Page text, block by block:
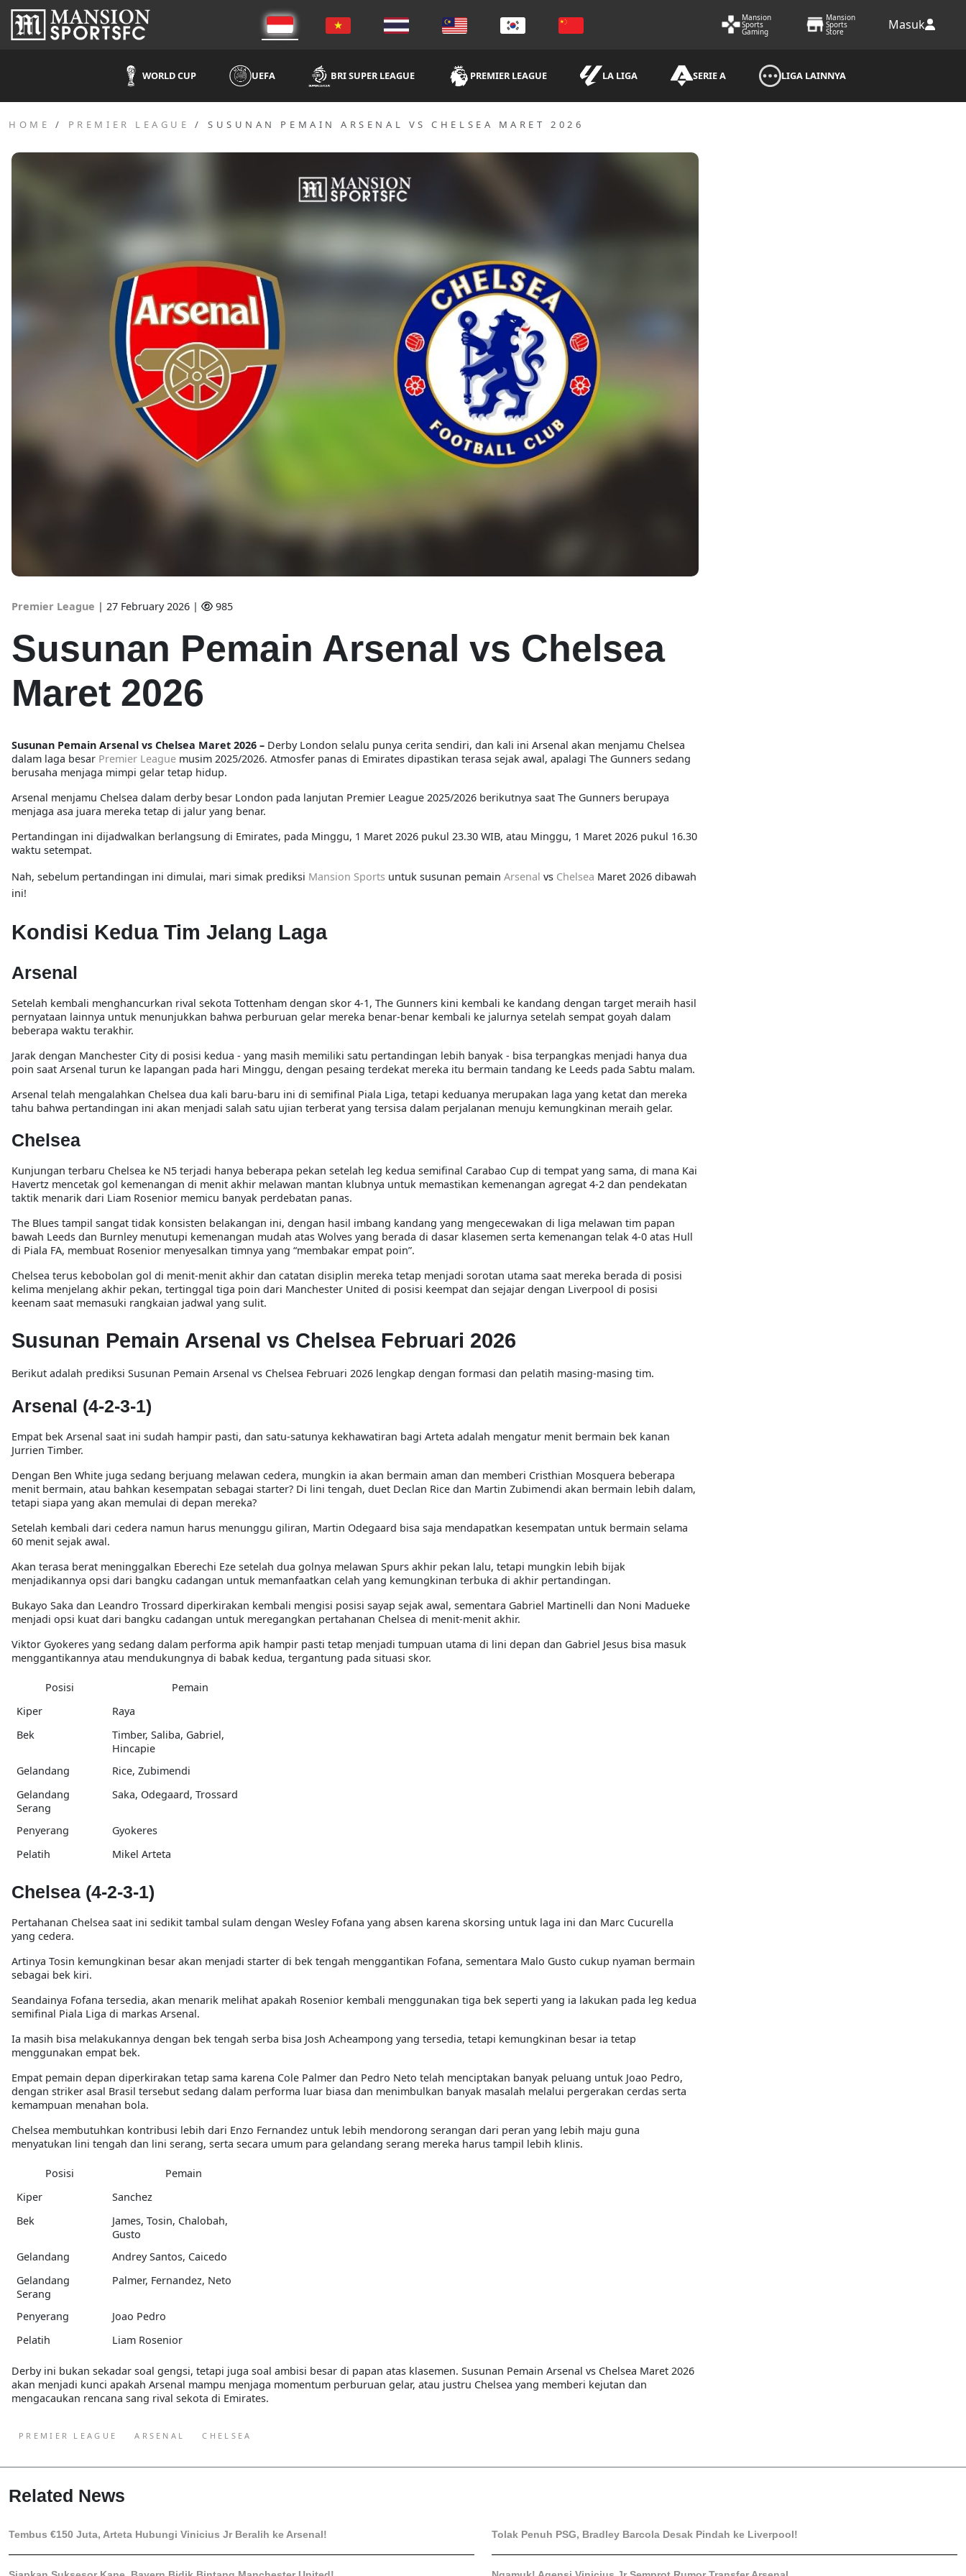
Mansion
Sports
Gaming
Mansion
Sports
Store Masuk
WORLD CUP UEFA BRI SUPER LEAGUE PREMIER LEAGUE LA LIGA SERIE A LIGA LAINNYA
HOME PREMIER LEAGUE SUSUNAN PEMAIN ARSENAL VS CHELSEA MARET 2026
Premier League | 27 February 2026 | 985
Susunan Pemain Arsenal vs Chelsea
Maret 2026
Susunan Pemain Arsenal vs Chelsea Maret 2026 – Derby London selalu punya cerita sendiri, dan kali ini Arsenal akan menjamu Chelsea
dalam laga besar Premier League musim 2025/2026. Atmosfer panas di Emirates dipastikan terasa sejak awal, apalagi The Gunners sedang
berusaha menjaga mimpi gelar tetap hidup.
Arsenal menjamu Chelsea dalam derby besar London pada lanjutan Premier League 2025/2026 berikutnya saat The Gunners berupaya
menjaga asa juara mereka tetap di jalur yang benar.
Pertandingan ini dijadwalkan berlangsung di Emirates, pada Minggu, 1 Maret 2026 pukul 23.30 WIB, atau Minggu, 1 Maret 2026 pukul 16.30
waktu setempat.
Nah, sebelum pertandingan ini dimulai, mari simak prediksi Mansion Sports untuk susunan pemain Arsenal vs Chelsea Maret 2026 dibawah
ini!
Kondisi Kedua Tim Jelang Laga
Arsenal
Setelah kembali menghancurkan rival sekota Tottenham dengan skor 4-1, The Gunners kini kembali ke kandang dengan target meraih hasil
pernyataan lainnya untuk menunjukkan bahwa perburuan gelar mereka benar-benar kembali ke jalurnya setelah sempat goyah dalam
beberapa waktu terakhir.
Jarak dengan Manchester City di posisi kedua - yang masih memiliki satu pertandingan lebih banyak - bisa terpangkas menjadi hanya dua
poin saat Arsenal turun ke lapangan pada hari Minggu, dengan pesaing terdekat mereka itu bermain tandang ke Leeds pada Sabtu malam.
Arsenal telah mengalahkan Chelsea dua kali baru-baru ini di semifinal Piala Liga, tetapi keduanya merupakan laga yang ketat dan mereka
tahu bahwa pertandingan ini akan menjadi salah satu ujian terberat yang tersisa dalam perjalanan menuju kemungkinan meraih gelar.
Chelsea
Kunjungan terbaru Chelsea ke N5 terjadi hanya beberapa pekan setelah leg kedua semifinal Carabao Cup di tempat yang sama, di mana Kai
Havertz mencetak gol kemenangan di menit akhir melawan mantan klubnya untuk memastikan kemenangan agregat 4-2 dan pendekatan
taktik menarik dari Liam Rosenior memicu banyak perdebatan panas.
The Blues tampil sangat tidak konsisten belakangan ini, dengan hasil imbang kandang yang mengecewakan di liga melawan tim papan
bawah Leeds dan Burnley menutupi kemenangan mudah atas Wolves yang berada di dasar klasemen serta kemenangan telak 4-0 atas Hull
di Piala FA, membuat Rosenior menyesalkan timnya yang “membakar empat poin”.
Chelsea terus kebobolan gol di menit-menit akhir dan catatan disiplin mereka tetap menjadi sorotan utama saat mereka berada di posisi
kelima menjelang akhir pekan, tertinggal tiga poin dari Manchester United di posisi keempat dan sejajar dengan Liverpool di posisi
keenam saat memasuki rangkaian jadwal yang sulit.
Susunan Pemain Arsenal vs Chelsea Februari 2026
Berikut adalah prediksi Susunan Pemain Arsenal vs Chelsea Februari 2026 lengkap dengan formasi dan pelatih masing-masing tim.
Arsenal (4-2-3-1)
Empat bek Arsenal saat ini sudah hampir pasti, dan satu-satunya kekhawatiran bagi Arteta adalah mengatur menit bermain bek kanan
Jurrien Timber.
Dengan Ben White juga sedang berjuang melawan cedera, mungkin ia akan bermain aman dan memberi Cristhian Mosquera beberapa
menit bermain, atau bahkan kesempatan sebagai starter? Di lini tengah, duet Declan Rice dan Martin Zubimendi akan bermain lebih dalam,
tetapi siapa yang akan memulai di depan mereka?
Setelah kembali dari cedera namun harus menunggu giliran, Martin Odegaard bisa saja mendapatkan kesempatan untuk bermain selama
60 menit sejak awal.
Akan terasa berat meninggalkan Eberechi Eze setelah dua golnya melawan Spurs akhir pekan lalu, tetapi mungkin lebih bijak
menjadikannya opsi dari bangku cadangan untuk memanfaatkan celah yang kemungkinan terbuka di akhir pertandingan.
Bukayo Saka dan Leandro Trossard diperkirakan kembali mengisi posisi sayap sejak awal, sementara Gabriel Martinelli dan Noni Madueke
menjadi opsi kuat dari bangku cadangan untuk meregangkan pertahanan Chelsea di menit-menit akhir.
Viktor Gyokeres yang sedang dalam performa apik hampir pasti tetap menjadi tumpuan utama di lini depan dan Gabriel Jesus bisa masuk
menggantikannya atau mendukungnya di babak kedua, tergantung pada situasi skor.
Posisi
Pemain
Kiper
Raya
Bek
Timber, Saliba, Gabriel,
Hincapie
Gelandang
Rice, Zubimendi
Gelandang
Serang
Saka, Odegaard, Trossard
Penyerang
Gyokeres
Pelatih
Mikel Arteta
Chelsea (4-2-3-1)
Pertahanan Chelsea saat ini sedikit tambal sulam dengan Wesley Fofana yang absen karena skorsing untuk laga ini dan Marc Cucurella
yang cedera.
Artinya Tosin kemungkinan besar akan menjadi starter di bek tengah menggantikan Fofana, sementara Malo Gusto cukup nyaman bermain
sebagai bek kiri.
Seandainya Fofana tersedia, akan menarik melihat apakah Rosenior kembali menggunakan tiga bek seperti yang ia lakukan pada leg kedua
semifinal Piala Liga di markas Arsenal.
Ia masih bisa melakukannya dengan bek tengah serba bisa Josh Acheampong yang tersedia, tetapi kemungkinan besar ia tetap
menggunakan empat bek.
Empat pemain depan diperkirakan tetap sama karena Cole Palmer dan Pedro Neto telah menciptakan banyak peluang untuk Joao Pedro,
dengan striker asal Brasil tersebut sedang dalam performa luar biasa dan menimbulkan banyak masalah melalui pergerakan cerdas serta
kemampuan menahan bola.
Chelsea membutuhkan kontribusi lebih dari Enzo Fernandez untuk lebih mendorong serangan dari peran yang lebih maju guna
menyatukan lini tengah dan lini serang, serta secara umum para gelandang serang mereka harus tampil lebih klinis.
Posisi
Pemain
Kiper
Sanchez
Bek
James, Tosin, Chalobah,
Gusto
Gelandang
Andrey Santos, Caicedo
Gelandang
Serang
Palmer, Fernandez, Neto
Penyerang
Joao Pedro
Pelatih
Liam Rosenior
Derby ini bukan sekadar soal gengsi, tetapi juga soal ambisi besar di papan atas klasemen. Susunan Pemain Arsenal vs Chelsea Maret 2026
akan menjadi kunci apakah Arsenal mampu menjaga momentum perburuan gelar, atau justru Chelsea yang memberi kejutan dan
mengacaukan rencana sang rival sekota di Emirates.
PREMIER LEAGUE ARSENAL CHELSEA
Related News
Tembus €150 Juta, Arteta Hubungi Vinicius Jr Beralih ke Arsenal! Tolak Penuh PSG, Bradley Barcola Desak Pindah ke Liverpool!